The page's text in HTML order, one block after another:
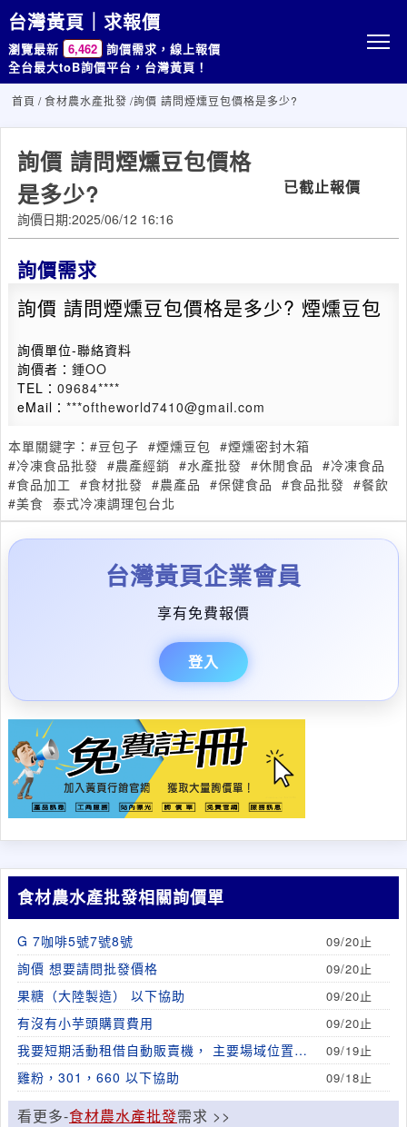
台灣黃頁｜求報價
瀏覽最新 6,462 詢價需求，線上報價
全台最大toB詢價平台，台灣黃頁！
首頁 /食材農水產批發 /詢價 請問煙燻豆包價格是多少?
詢價 請問煙燻豆包價格
是多少?
詢價日期:2025/06/12 16:16
已截止報價
詢價需求
詢價 請問煙燻豆包價格是多少? 煙燻豆包
詢價單位-聯絡資料
詢價者： 鍾OO
TEL： 09684****
eMail： ***oftheworld7410@gmail.com
本單關鍵字： #豆包子 #煙燻豆包 #煙燻密封木箱
#冷凍食品批發 #農產經銷 #水產批發 #休閒食品 #冷凍食品
#食品加工 #食材批發 #農產品 #保健食品 #食品批發 #餐飲
#美食 泰式冷凍調理包台北
台灣黃頁企業會員
享有免費報價
登入
食材農水產批發相關詢價單
G 7咖啡5號7號8號 09/20止
詢價 想要請問批發價格 09/20止
果糖（大陸製造） 以下協助 09/20止
有沒有小芋頭購買費用 09/20止
我要短期活動租借自動販賣機， 主要場域位置都
會是在雙北為主，機台需要有包膜，並有第三方
電子支付等，不使用鈔票及硬幣，可有專人協助
確認
09/19止
雞粉，301，660 以下協助 09/18止
看更多-食材農水產批發需求 >>